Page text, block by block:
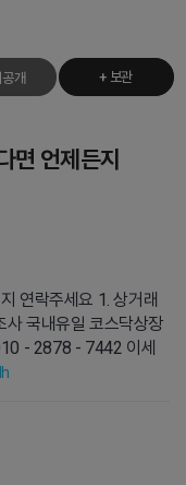
공개 + 보관
면 언제든지
연락주세요 1. 상거래
사 국내유일 코스닥상장
- 2878 - 7442 이세